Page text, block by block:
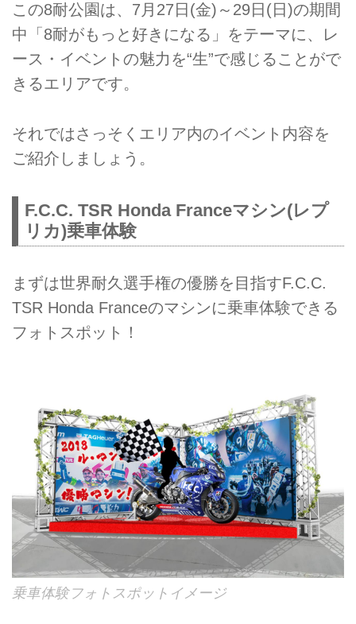
この8耐公園は、7月27日(金)～29日(日)の期間
中「8耐がもっと好きになる」をテーマに、レ
ース・イベントの魅力を“生”で感じることがで
きるエリアです。
それではさっそくエリア内のイベント内容を
ご紹介しましょう。
F.C.C. TSR Honda Franceマシン(レプ
リカ)乗車体験
まずは世界耐久選手権の優勝を目指すF.C.C.
TSR Honda Franceのマシンに乗車体験できる
フォトスポット！
乗車体験フォトスポットイメージ